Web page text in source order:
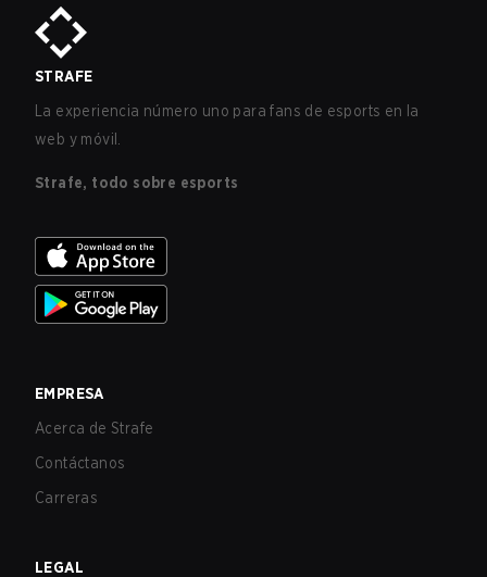
STRAFE
La experiencia número uno para fans de esports en la
web y móvil.
Strafe, todo sobre esports
EMPRESA
Acerca de Strafe
Contáctanos
Carreras
LEGAL